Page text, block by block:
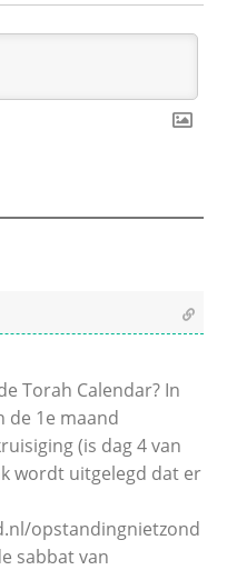
Torah Calendar? In
de 1e maand
(is dag 4 van
wordt uitgelegd dat er
opstandingnietzond
sabbat van